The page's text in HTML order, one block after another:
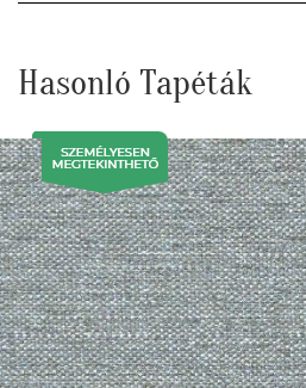
Hasonló Tapéták